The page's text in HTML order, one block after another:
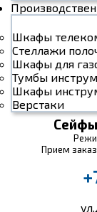
Шкафы
Стеллажи
Шкафы для
Тумбы
Шкафы
Верстаки
Прием